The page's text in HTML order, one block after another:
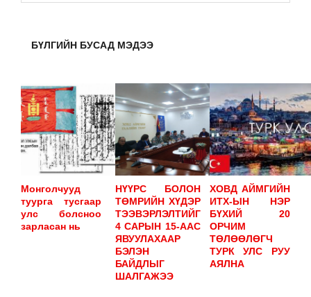
БҮЛГИЙН БУСАД МЭДЭЭ
Монголчууд
туурга тусгаар
улс болсноо
зарласан нь
НҮҮРС БОЛОН
ТӨМРИЙН ХҮДЭР
ТЭЭВЭРЛЭЛТИЙГ
4 САРЫН 15-ААС
ЯВУУЛАХААР
БЭЛЭН
БАЙДЛЫГ
ШАЛГАЖЭЭ
ХОВД АЙМГИЙН
ИТХ-ЫН НЭР
БҮХИЙ 20
ОРЧИМ
ТӨЛӨӨЛӨГЧ
ТУРК УЛС РУУ
АЯЛНА